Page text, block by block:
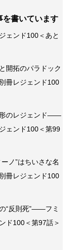
を書いています
ェンド100＜あと
開拓のパラドック
冊レジェンド100
のレジェンド――
ェンド100＜第99
ノ”はちいさな名
冊レジェンド100
“反則死”――フミ
ド100＜第97話＞